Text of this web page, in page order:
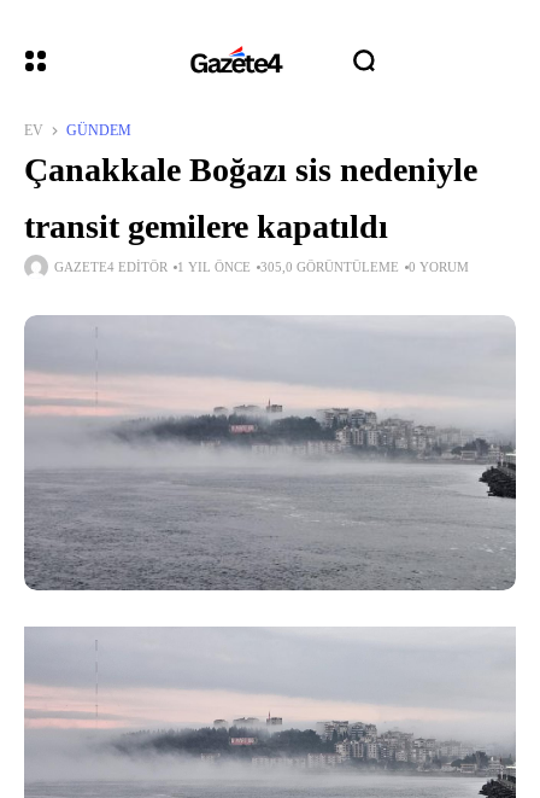
EV GÜNDEM
Çanakkale Boğazı sis nedeniyle
transit gemilere kapatıldı
GAZETE4 EDITÖR 1 YIL ÖNCE 305,0 GÖRÜNTÜLEME 0 YORUM